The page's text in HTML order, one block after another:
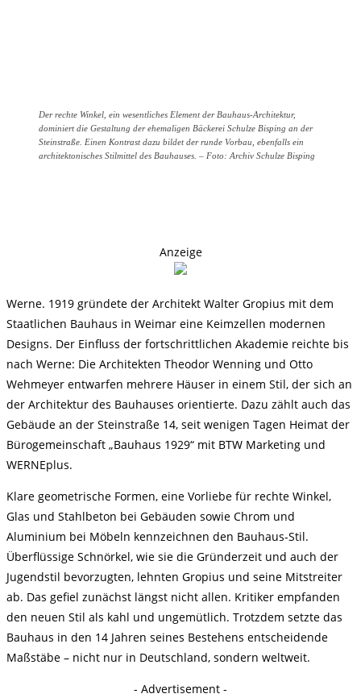
Der rechte Winkel, ein wesentliches Element der Bauhaus-Architektur,
dominiert die Gestaltung der ehemaligen Bäckerei Schulze Bisping an der
Steinstraße. Einen Kontrast dazu bildet der runde Vorbau, ebenfalls ein
architektonisches Stilmittel des Bauhauses. – Foto: Archiv Schulze Bisping
Anzeige
Werne. 1919 gründete der Architekt Walter Gropius mit dem
Staatlichen Bauhaus in Weimar eine Keimzellen modernen
Designs. Der Einfluss der fortschrittlichen Akademie reichte bis
nach Werne: Die Architekten Theodor Wenning und Otto
Wehmeyer entwarfen mehrere Häuser in einem Stil, der sich an
der Architektur des Bauhauses orientierte. Dazu zählt auch das
Gebäude an der Steinstraße 14, seit wenigen Tagen Heimat der
Bürogemeinschaft „Bauhaus 1929“ mit BTW Marketing und
WERNEplus.
Klare geometrische Formen, eine Vorliebe für rechte Winkel,
Glas und Stahlbeton bei Gebäuden sowie Chrom und
Aluminium bei Möbeln kennzeichnen den Bauhaus-Stil.
Überflüssige Schnörkel, wie sie die Gründerzeit und auch der
Jugendstil bevorzugten, lehnten Gropius und seine Mitstreiter
ab. Das gefiel zunächst längst nicht allen. Kritiker empfanden
den neuen Stil als kahl und ungemütlich. Trotzdem setzte das
Bauhaus in den 14 Jahren seines Bestehens entscheidende
Maßstäbe – nicht nur in Deutschland, sondern weltweit.
- Advertisement -